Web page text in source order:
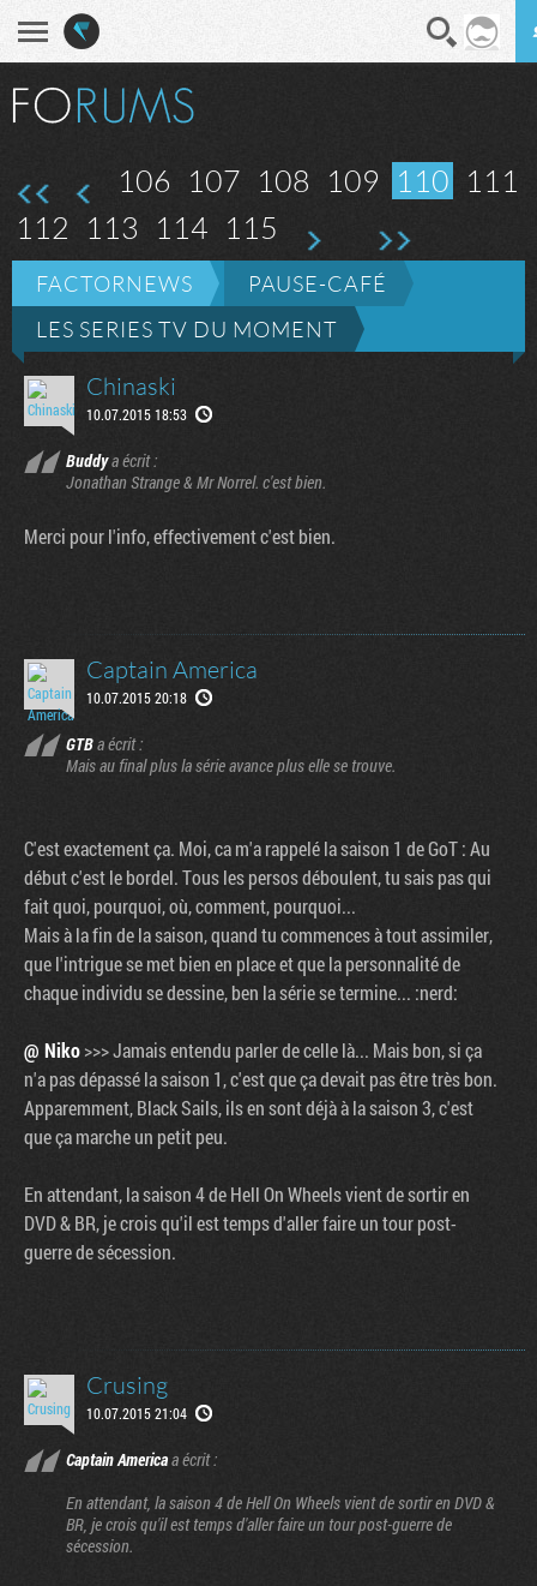
106 107 108 109 110 111
112 113 114 115
FACTORNEWS
PAUSE-CAFÉ
LES SERIES TV DU MOMENT
Chinaski
10.07.2015 18:53
Buddya écrit :
Jonathan Strange & Mr Norrel. c'est bien.
Merci pour l'info, effectivement c'est bien.
Captain America
10.07.2015 20:18
GTBa écrit :
Mais au final plus la série avance plus elle se trouve.
C'est exactement ça. Moi, ca m'a rappelé la saison 1 de GoT : Au
début c'est le bordel. Tous les persos déboulent, tu sais pas qui
fait quoi, pourquoi, où, comment, pourquoi...
Mais à la fin de la saison, quand tu commences à tout assimiler,
que l'intrigue se met bien en place et que la personnalité de
chaque individu se dessine, ben la série se termine... :nerd:
@ Niko>>> Jamais entendu parler de celle là... Mais bon, si ça
n'a pas dépassé la saison 1, c'est que ça devait pas être très bon.
Apparemment, Black Sails, ils en sont déjà à la saison 3, c'est
que ça marche un petit peu.
En attendant, la saison 4 de Hell On Wheels vient de sortir en
DVD & BR, je crois qu'il est temps d'aller faire un tour post-
guerre de sécession.
Crusing
10.07.2015 21:04
Captain Americaa écrit :
En attendant, la saison 4 de Hell On Wheels vient de sortir en DVD &
BR, je crois qu'il est temps d'aller faire un tour post-guerre de
sécession.
Tribune